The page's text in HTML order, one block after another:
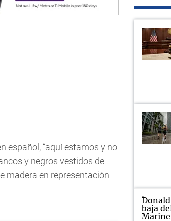
español, “aquí estamos y no
y negros vestidos de
madera en representación